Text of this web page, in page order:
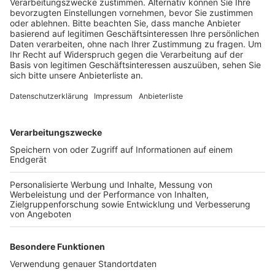
Veröffentlicht:Freitag, 16.09.2022 12:13
Anzeige
harmlos. Laut Polizei handelte es sich nur um ein
Bahnhof an der Kölner Straße war gegen 10 Uhr
weiträumig abgesperrt worden und der Bahnverkehr
der Linie RB 38 wurde eingestellt. Gegen 11:15 Uhr
Entwarnung.
Anzeige